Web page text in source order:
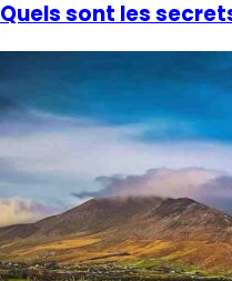
Quels sont les